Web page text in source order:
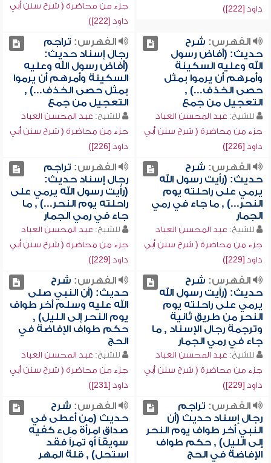
داود [222])
جزء من محاضرة ( شرح سنن أبي
داود [222])
الفهرس: شرح
حديث: (أفاض رسول
الله وعليه السكينة
وأمرهم أن يرموا بمثل
حصى الخذف...) ,
التعجيل من جمع
للشيخ: عبد المحسن العباد
جزء من محاضرة ( شرح سنن أبي
داود [226])
الفهرس: تراجم
رجال إسناد حديث:
(أفاض رسول الله وعليه
السكينة وأمرهم أن يرموا
بمثل حصى الخذف...) ,
التعجيل من جمع
للشيخ: عبد المحسن العباد
جزء من محاضرة ( شرح سنن أبي
داود [226])
الفهرس: شرح
حديث: (رأيت رسول الله
يرمي على راحلته يوم
النحر...) , ما جاء في رمي
الجمار
للشيخ: عبد المحسن العباد
جزء من محاضرة ( شرح سنن أبي
داود [229])
الفهرس: تراجم
رجال إسناد حديث:
(رأيت رسول الله يرمي على
راحلته يوم النحر...) , ما
جاء في رمي الجمار
للشيخ: عبد المحسن العباد
جزء من محاضرة ( شرح سنن أبي
داود [229])
الفهرس: شرح
حديث: (رأيت رسول الله
يرمي على راحلته يوم
النحر من طريق ثانية
وترجمة رجال الإسناد , ما
جاء في رمي الجمار
للشيخ: عبد المحسن العباد
جزء من محاضرة ( شرح سنن أبي
داود [229])
الفهرس: شرح
حديث: (أن النبي صلى
الله عليه وسلم أخر طواف
يوم النحر إلى الليل) ,
حكم طواف الإفاضة في
الحج
للشيخ: عبد المحسن العباد
جزء من محاضرة ( شرح سنن أبي
داود [231])
الفهرس: تراجم
رجال إسناد حديث (أن
النبي أخر طواف يوم النحر
إلى الليل) , حكم طواف
الإفاضة في الحج
الفهرس: شرح
حديث (من أعطى في
صداق امرأة ملء كفيه
سويقاً أو تمراً فقد
استحل) , قلة المهر